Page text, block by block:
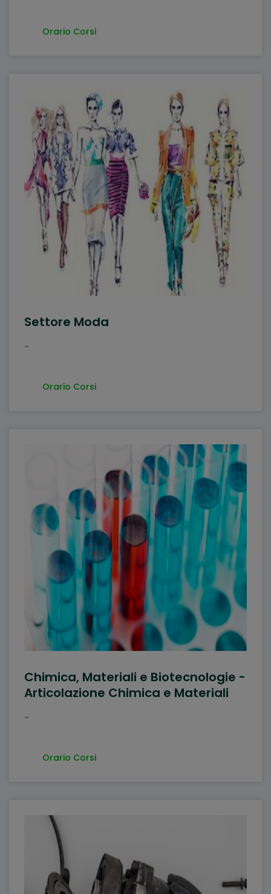
Orario Corsi
Settore Moda
-
Orario Corsi
Chimica, Materiali e Biotecnologie -
Articolazione Chimica e Materiali
-
Orario Corsi